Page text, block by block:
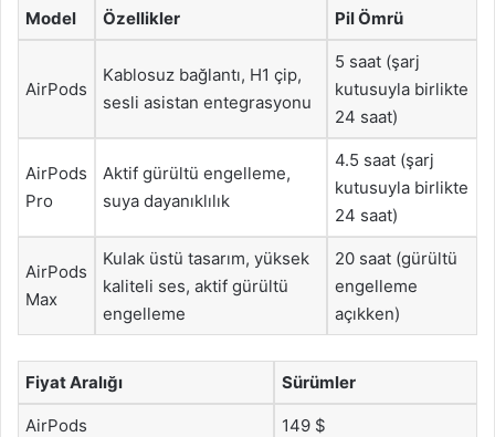
Model Özellikler Pil Ömrü
AirPods
Kablosuz bağlantı, H1 çip,
sesli asistan entegrasyonu
5 saat (şarj
kutusuyla birlikte
24 saat)
AirPods
Pro
Aktif gürültü engelleme,
suya dayanıklılık
4.5 saat (şarj
kutusuyla birlikte
24 saat)
AirPods
Max
Kulak üstü tasarım, yüksek
kaliteli ses, aktif gürültü
engelleme
20 saat (gürültü
engelleme
açıkken)
Fiyat Aralığı Sürümler
AirPods 149 $